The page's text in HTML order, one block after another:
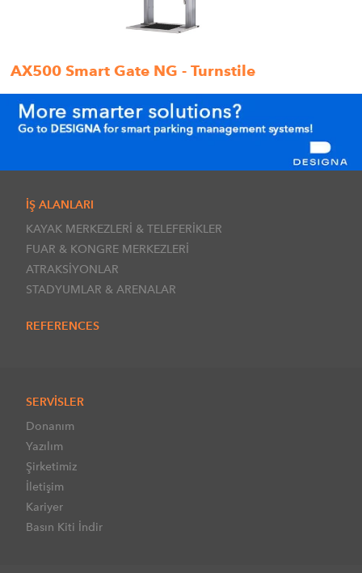
AX500 Smart Gate NG - Turnstile
İŞ ALANLARI
KAYAK MERKEZLERİ & TELEFERİKLER
FUAR & KONGRE MERKEZLERİ
ATRAKSİYONLAR
STADYUMLAR & ARENALAR
REFERENCES
SERVİSLER
Donanım
Yazılım
Şirketimiz
İletişim
Kariyer
Basın Kiti İndir